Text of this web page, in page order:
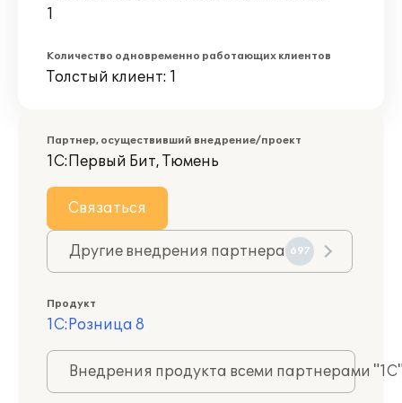
1
Количество одновременно работающих клиентов
Толстый клиент: 1
Партнер, осуществивший внедрение/проект
1С:Первый Бит, Тюмень
Связаться
Другие внедрения партнера 697
Продукт
1С:Розница 8
Внедрения продукта всеми партнерами